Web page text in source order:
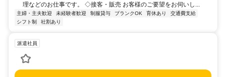
理などのお仕事です。 ◇接客・販売 お客様のご要望をお伺いし...
主婦・主夫歓迎 未経験者歓迎 制服貸与 ブランクOK 育休あり
交通費支給
シフト制
社割あり
派遣社員